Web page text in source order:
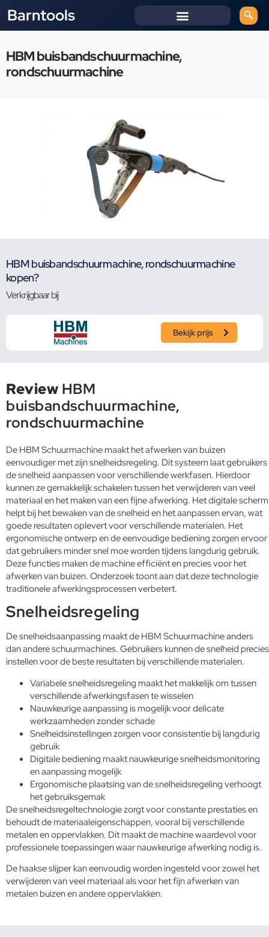
Barntools
HBM buisbandschuurmachine,
rondschuurmachine
HBM buisbandschuurmachine, rondschuurmachine
kopen?
Verkrijgbaar bij
Bekijk prijs
Review HBM
buisbandschuurmachine,
rondschuurmachine
De HBM Schuurmachine maakt het afwerken van buizen
eenvoudiger met zijn snelheidsregeling. Dit systeem laat gebruikers
de snelheid aanpassen voor verschillende werkfasen. Hierdoor
kunnen ze gemakkelijk schakelen tussen het verwijderen van veel
materiaal en het maken van een fijne afwerking. Het digitale scherm
helpt bij het bewaken van de snelheid en het aanpassen ervan, wat
goede resultaten oplevert voor verschillende materialen. Het
ergonomische ontwerp en de eenvoudige bediening zorgen ervoor
dat gebruikers minder snel moe worden tijdens langdurig gebruik.
Deze functies maken de machine efficiënt en precies voor het
afwerken van buizen. Onderzoek toont aan dat deze technologie
traditionele afwerkingsprocessen verbetert.
Snelheidsregeling
De snelheidsaanpassing maakt de HBM Schuurmachine anders
dan andere schuurmachines. Gebruikers kunnen de snelheid precies
instellen voor de beste resultaten bij verschillende materialen.
Variabele snelheidsregeling maakt het makkelijk om tussen
verschillende afwerkingsfasen te wisselen
Nauwkeurige aanpassing is mogelijk voor delicate
werkzaamheden zonder schade
Snelheidsinstellingen zorgen voor consistentie bij langdurig
gebruik
Digitale bediening maakt nauwkeurige snelheidsmonitoring
en aanpassing mogelijk
Ergonomische plaatsing van de snelheidsregeling verhoogt
het gebruiksgemak
De snelheidsregeltechnologie zorgt voor constante prestaties en
behoudt de materiaaleigenschappen, vooral bij verschillende
metalen en oppervlakken. Dit maakt de machine waardevol voor
professionele toepassingen waar nauwkeurige afwerking nodig is.
Dehaakse slijperkan eenvoudig worden ingesteld voor zowel het
verwijderen van veel materiaal als voor het fijn afwerken van
metalen buizen en andere oppervlakken.